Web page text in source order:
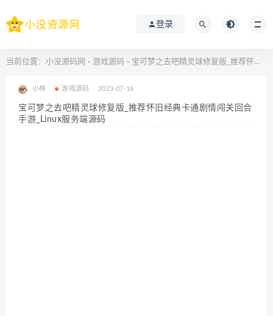
登录
当前位置： 小没源码网 > 游戏源码 > 宝可梦之去吧精灵球修复版_推荐怀旧经典卡通剧情闯关回合手游_Linux服务端源码
小林 游戏源码 2023-07-16
宝可梦之去吧精灵球修复版_推荐怀旧经典卡通剧情闯关回合
手游_Linux服务端源码